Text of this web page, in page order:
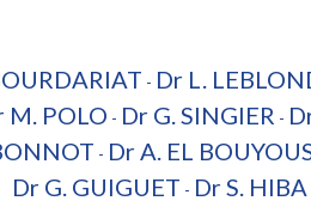
- Dr L.
M. POLO - Dr G. SINGIER -
- Dr A. EL
Dr G. GUIGUET - Dr S. HIBA